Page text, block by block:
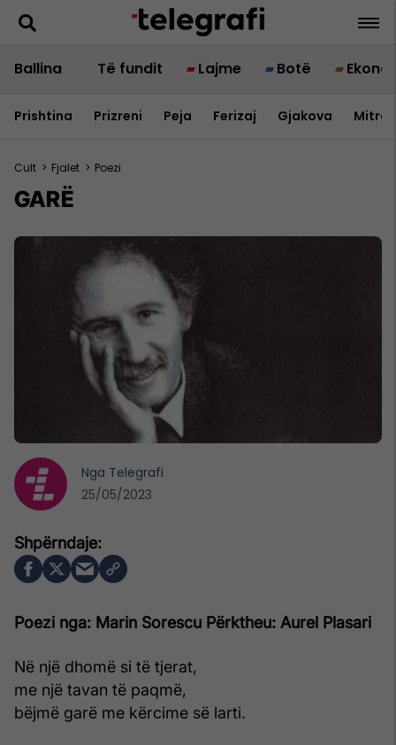
Ballina Të fundit Lajme Botë
Prishtina Prizreni Peja Ferizaj Gjakova
Cult > Fjalet > Poezi
GARË
Poezi nga: Marin Sorescu Përktheu: Aurel Plasari
Në një dhomë si të tjerat,
me një tavan të paqmë,
bëjmë garë me kërcime së larti.
Nga Telegrafi
25/05/2023